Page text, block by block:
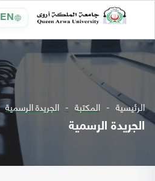
EN
الرئيسية المكتبة الجريدة الرسمية
الجريدة الرسمية